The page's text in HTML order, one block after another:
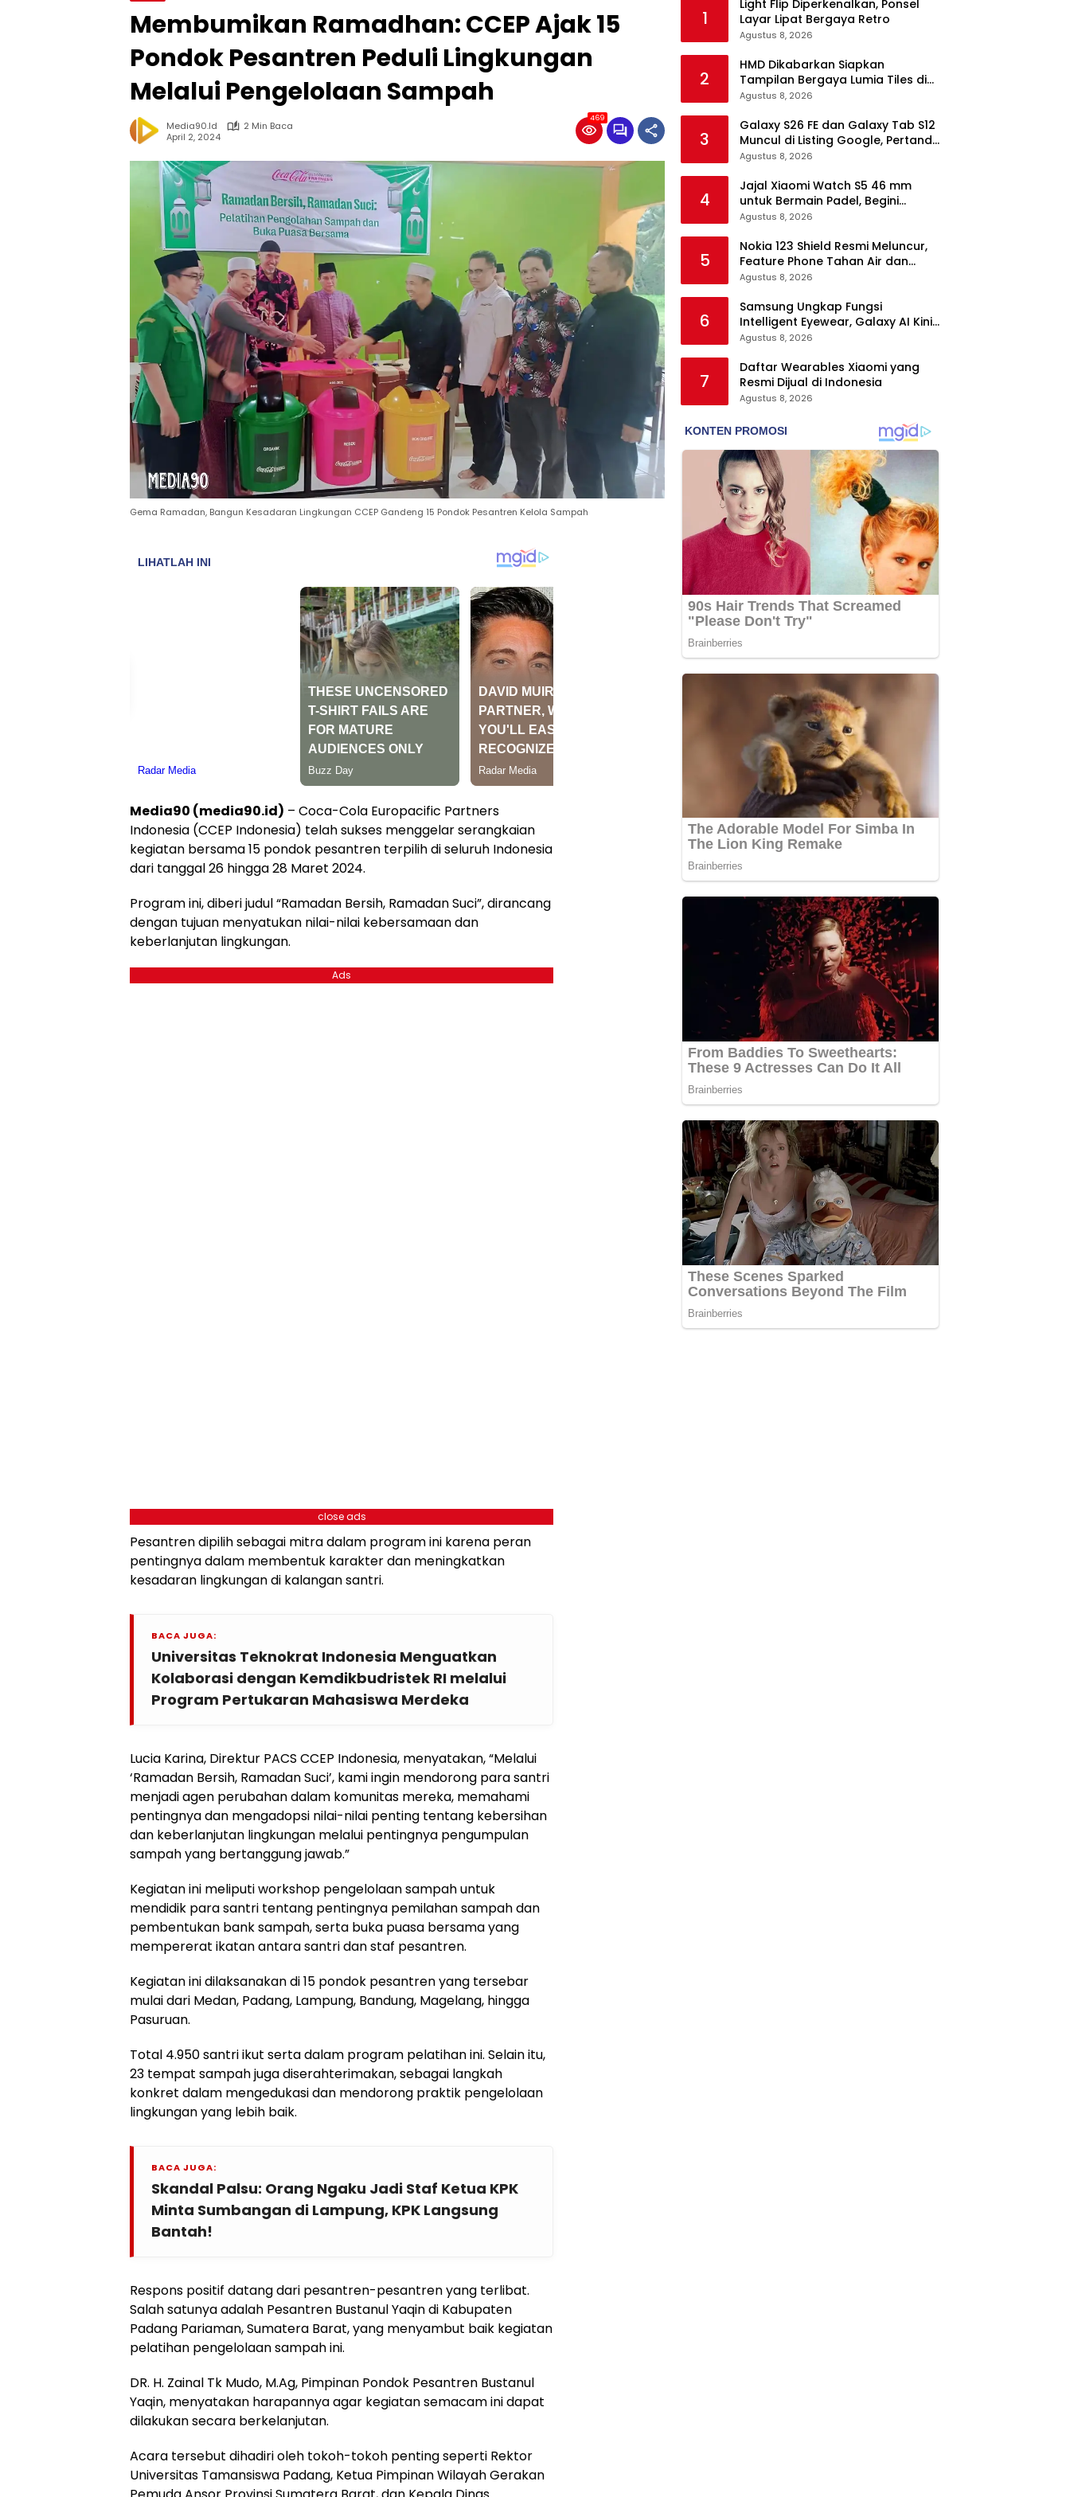
Membumikan Ramadhan: CCEP Ajak 15
Pondok Pesantren Peduli Lingkungan
Melalui Pengelolaan Sampah
Media90.id
2 Min Baca
April 2, 2024
469
Gema Ramadan, Bangun Kesadaran Lingkungan CCEP Gandeng 15 Pondok Pesantren Kelola Sampah
Media90 (media90.id) – Coca-Cola Europacific Partners
Indonesia (CCEP Indonesia) telah sukses menggelar serangkaian
kegiatan bersama 15 pondok pesantren terpilih di seluruh Indonesia
dari tanggal 26 hingga 28 Maret 2024.
Program ini, diberi judul “Ramadan Bersih, Ramadan Suci”, dirancang
dengan tujuan menyatukan nilai-nilai kebersamaan dan
keberlanjutan lingkungan.
Ads
close ads
Pesantren dipilih sebagai mitra dalam program ini karena peran
pentingnya dalam membentuk karakter dan meningkatkan
kesadaran lingkungan di kalangan santri.
BACA JUGA:
Universitas Teknokrat Indonesia Menguatkan
Kolaborasi dengan Kemdikbudristek RI melalui
Program Pertukaran Mahasiswa Merdeka
Lucia Karina, Direktur PACS CCEP Indonesia, menyatakan, “Melalui
‘Ramadan Bersih, Ramadan Suci’, kami ingin mendorong para santri
menjadi agen perubahan dalam komunitas mereka, memahami
pentingnya dan mengadopsi nilai-nilai penting tentang kebersihan
dan keberlanjutan lingkungan melalui pentingnya pengumpulan
sampah yang bertanggung jawab.”
Kegiatan ini meliputi workshop pengelolaan sampah untuk
mendidik para santri tentang pentingnya pemilahan sampah dan
pembentukan bank sampah, serta buka puasa bersama yang
mempererat ikatan antara santri dan staf pesantren.
Kegiatan ini dilaksanakan di 15 pondok pesantren yang tersebar
mulai dari Medan, Padang, Lampung, Bandung, Magelang, hingga
Pasuruan.
Total 4.950 santri ikut serta dalam program pelatihan ini. Selain itu,
23 tempat sampah juga diserahterimakan, sebagai langkah
konkret dalam mengedukasi dan mendorong praktik pengelolaan
lingkungan yang lebih baik.
BACA JUGA:
Skandal Palsu: Orang Ngaku Jadi Staf Ketua KPK
Minta Sumbangan di Lampung, KPK Langsung
Bantah!
Respons positif datang dari pesantren-pesantren yang terlibat.
Salah satunya adalah Pesantren Bustanul Yaqin di Kabupaten
Padang Pariaman, Sumatera Barat, yang menyambut baik kegiatan
pelatihan pengelolaan sampah ini.
DR. H. Zainal Tk Mudo, M.Ag, Pimpinan Pondok Pesantren Bustanul
Yaqin, menyatakan harapannya agar kegiatan semacam ini dapat
dilakukan secara berkelanjutan.
Acara tersebut dihadiri oleh tokoh-tokoh penting seperti Rektor
Universitas Tamansiswa Padang, Ketua Pimpinan Wilayah Gerakan
1
Light Flip Diperkenalkan, Ponsel
Layar Lipat Bergaya Retro
Agustus 8, 2026
2
HMD Dikabarkan Siapkan
Tampilan Bergaya Lumia Tiles di
Ponsel Android
Agustus 8, 2026
3
Galaxy S26 FE dan Galaxy Tab S12
Muncul di Listing Google, Pertanda
Segera Rilis?
Agustus 8, 2026
4
Jajal Xiaomi Watch S5 46 mm
untuk Bermain Padel, Begini
Kemampuannya
Agustus 8, 2026
5
Nokia 123 Shield Resmi Meluncur,
Feature Phone Tahan Air dan
Debu
Agustus 8, 2026
6
Samsung Ungkap Fungsi
Intelligent Eyewear, Galaxy AI Kini
Bisa Diakses Tanpa Layar
Agustus 8, 2026
7
Daftar Wearables Xiaomi yang
Resmi Dijual di Indonesia
Agustus 8, 2026